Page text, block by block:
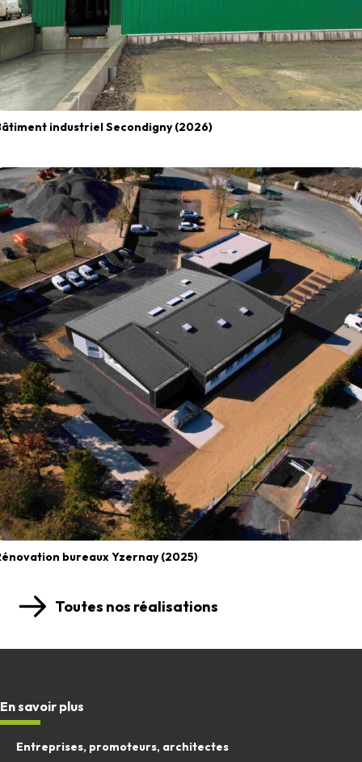
industriel Secondigny (2026)
bureaux Yzernay (2025)
Toutes nos réalisations
En savoir plus
Entreprises, promoteurs, architectes